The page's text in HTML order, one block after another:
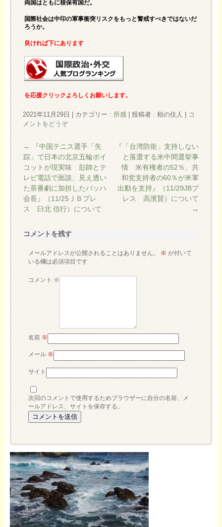
両国はともに核保有国だ。
国際社会は中印の軍事衝突リスクをもっと警戒すべきではないだ
ろうか。
良ければ下にあります
を応援クリックよろしくお願いします。
2021年11月29日 カテゴリー : 所感 投稿者 : 柏の住人
コ
メントをどうぞ
←
『中国テニス選手「失
踪」で日本の北京五輪ボイ
コットが現実味 彭帥とテ
レビ電話で面談、見え透い
た茶番劇に加担したバッハ
会長』（11/25ＪＢプレ
ス 臼北 信行）について
『「台湾防衛」支持しない
と落選する米中間選挙事
情 米有権者の52％、共
和党支持者の60％が米軍
出動を支持』（11/29JBプ
レス 高濱賛）について
→
コメントを残す
メールアドレスが公開されることはありません。 ※ が付いて
いる欄は必須項目です
コメント ※
名前 ※
メール ※
サイト
次回のコメントで使用するためブラウザーに自分の名前、メ
ールアドレス、サイトを保存する。